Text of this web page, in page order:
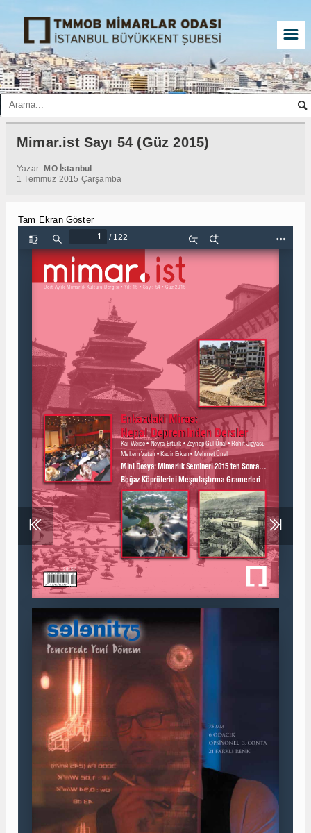
☰
Mimar.ist Sayı 54 (Güz 2015)
Yazar- MO İstanbul
1 Temmuz 2015 Çarşamba
Tam Ekran Göster